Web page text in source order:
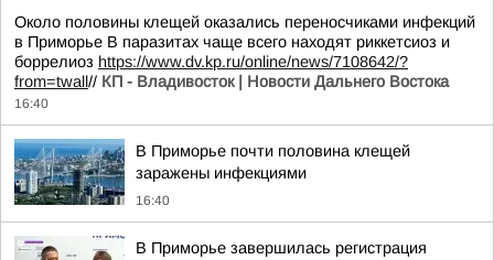
Около половины клещей оказались переносчиками инфекций
в Приморье В паразитах чаще всего находят риккетсиоз и
боррелиоз https://www.dv.kp.ru/online/news/7108642/?
from=twall// КП - Владивосток | Новости Дальнего Востока
16:40
В Приморье почти половина клещей
заражены инфекциями
16:40
В Приморье завершилась регистрация